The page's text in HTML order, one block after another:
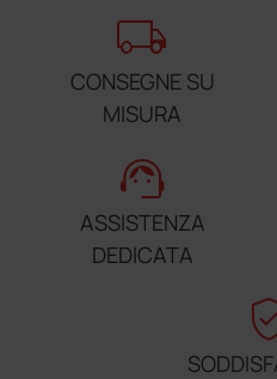
local_shipping
CONSEGNE SU
MISURA
support_agent
ASSISTENZA
DEDICATA